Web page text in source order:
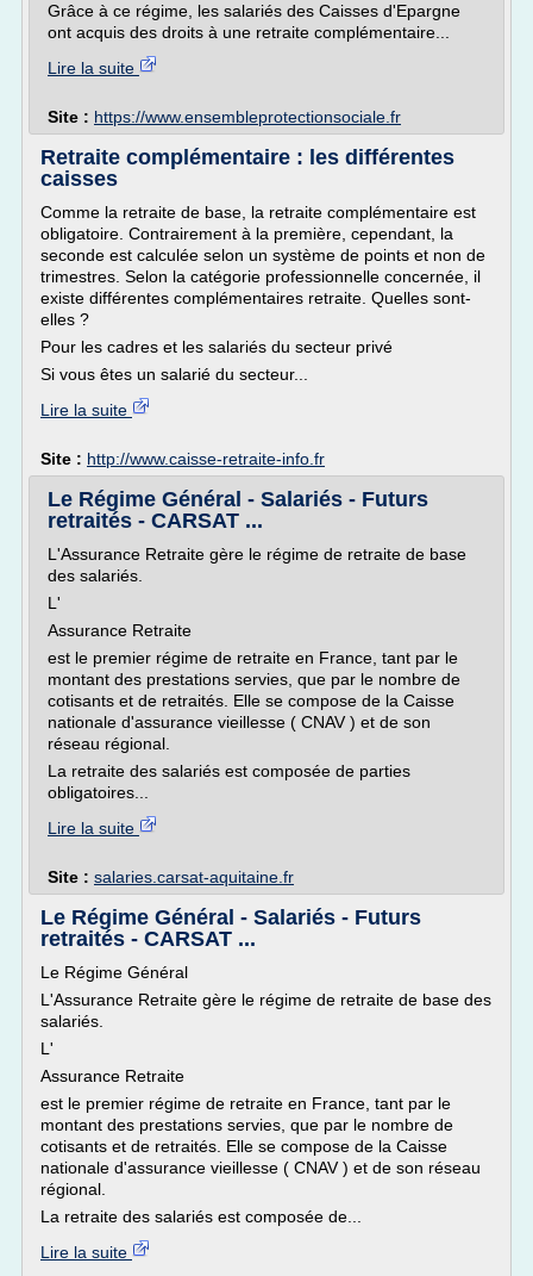
Grâce à ce régime, les salariés des Caisses d'Epargne
ont acquis des droits à une retraite complémentaire...
Lire la suite
Site : https://www.ensembleprotectionsociale.fr
Retraite complémentaire : les différentes
caisses
Comme la retraite de base, la retraite complémentaire est
obligatoire. Contrairement à la première, cependant, la
seconde est calculée selon un système de points et non de
trimestres. Selon la catégorie professionnelle concernée, il
existe différentes complémentaires retraite. Quelles sont-
elles ?
Pour les cadres et les salariés du secteur privé
Si vous êtes un salarié du secteur...
Lire la suite
Site : http://www.caisse-retraite-info.fr
Le Régime Général - Salariés - Futurs
retraités - CARSAT ...
L'Assurance Retraite gère le régime de retraite de base
des salariés.
L'
Assurance Retraite
est le premier régime de retraite en France, tant par le
montant des prestations servies, que par le nombre de
cotisants et de retraités. Elle se compose de la Caisse
nationale d'assurance vieillesse ( CNAV ) et de son
réseau régional.
La retraite des salariés est composée de parties
obligatoires...
Lire la suite
Site : salaries.carsat-aquitaine.fr
Le Régime Général - Salariés - Futurs
retraités - CARSAT ...
Le Régime Général
L'Assurance Retraite gère le régime de retraite de base des
salariés.
L'
Assurance Retraite
est le premier régime de retraite en France, tant par le
montant des prestations servies, que par le nombre de
cotisants et de retraités. Elle se compose de la Caisse
nationale d'assurance vieillesse ( CNAV ) et de son réseau
régional.
La retraite des salariés est composée de...
Lire la suite